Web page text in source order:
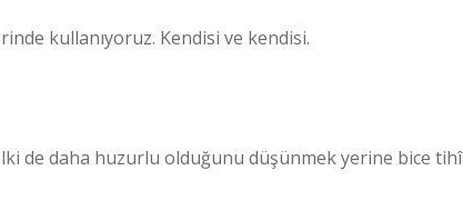
kullanıyoruz. Kendisi ve kendisi.
de daha huzurlu olduğunu düşünmek yerine bice tihî